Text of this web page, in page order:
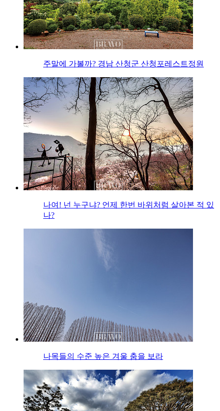
주말에 가볼까? 경남 산청군 산청포레스트정원
나여! 넌 누구냐? 언제 한번 바위처럼 살아본 적 있
나?
나목들의 수준 높은 겨울 춤을 보라